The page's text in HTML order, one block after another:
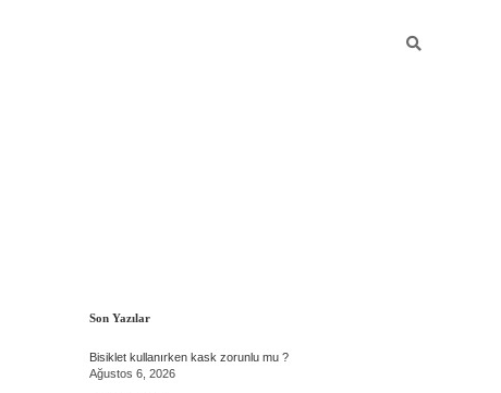
Sidebar
Son Yazılar
Bisiklet kullanırken kask zorunlu mu ?
Ağustos 6, 2026